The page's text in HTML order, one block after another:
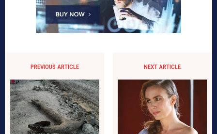
PREVIOUS ARTICLE NEXT ARTICLE